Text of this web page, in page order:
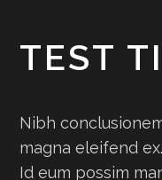
TEST
Nibh
magna eleifend
Id eum possim